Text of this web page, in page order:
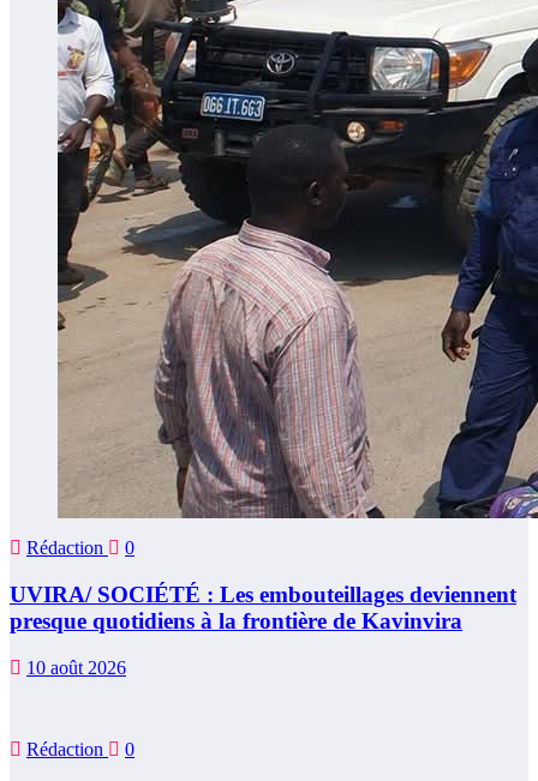
Rédaction 0
UVIRA/ SOCIÉTÉ : Les embouteillages deviennent
presque quotidiens à la frontière de Kavinvira
10 août 2026
Rédaction 0